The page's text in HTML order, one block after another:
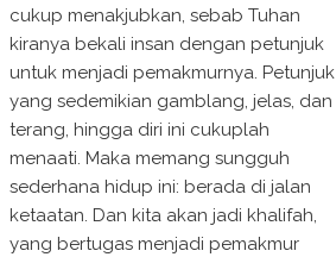
cukup menakjubkan, sebab Tuhan
kiranya bekali insan dengan petunjuk
untuk menjadi pemakmurnya. Petunjuk
yang sedemikian gamblang, jelas, dan
terang, hingga diri ini cukuplah
menaati. Maka memang sungguh
sederhana hidup ini: berada di jalan
ketaatan. Dan kita akan jadi khalifah,
yang bertugas menjadi pemakmur